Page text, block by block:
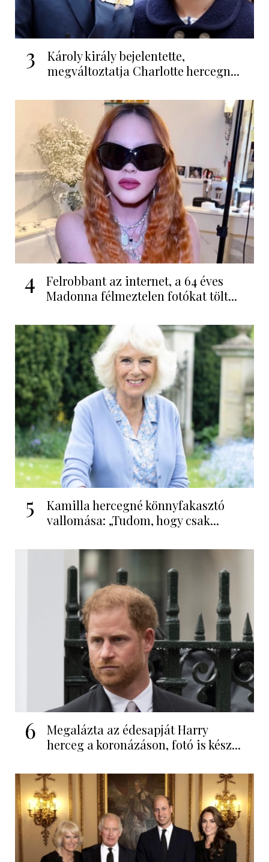
3
Károly király bejelentette,
megváltoztatja Charlotte hercegn...
4
Felrobbant az internet, a 64 éves
Madonna félmeztelen fotókat tölt...
5
Kamilla hercegné könnyfakasztó
vallomása: „Tudom, hogy csak...
6
Megalázta az édesapját Harry
herceg a koronázáson, fotó is kész...